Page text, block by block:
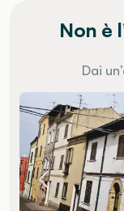
Non è
Dai